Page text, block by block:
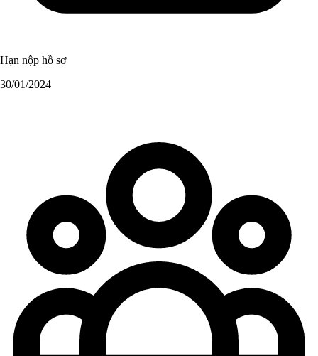
Hạn nộp hồ sơ
30/01/2024